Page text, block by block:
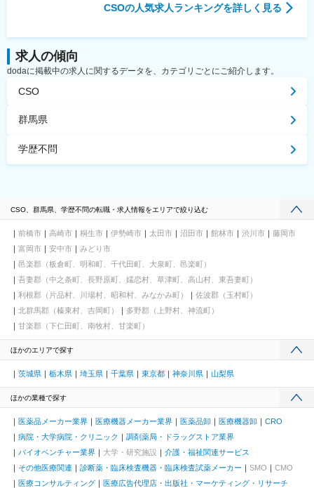
CSOの人気求人ランキングを詳しく見る
求人の傾向
dodaに掲載中の求人に関するデータを、カテゴリごとにご紹介します。
CSO
群馬県
学歴不問
CSO、群馬県、学歴不問の転職・求人情報をエリアで絞り込む
前橋市 高崎市 桐生市 伊勢崎市 太田市 沼田市 館林市 渋川市
藤岡市
富岡市
安中市
みどり市
邑楽郡（板倉町、明和町、千代田町、大泉町、邑楽町）
吾妻郡（中之条町、長野原町、嬬恋村、草津町、高山村、東吾妻町）
利根郡（片品村、川場村、昭和村、みなかみ町）
佐波郡（玉村町）
北群馬郡（榛東村、吉岡町）
多野郡（上野村、神流町）
甘楽郡（下仁田町、南牧村、甘楽町）
ほかのエリアで探す
茨城県 栃木県 埼玉県 千葉県 東京都 神奈川県 山梨県
ほかの業種で探す
医薬品メーカー業界 医療機器メーカー業界 医薬品卸 医療機器卸
CRO
病院・大学病院・クリニック
調剤薬局・ドラッグストア業界
バイオベンチャー業界
大学・研究施設
介護・福祉関連サービス
その他医療関連
診断薬・臨床検査機器・臨床検査試薬メーカー SMO
CMO
医療コンサルティング
医療広告代理店・出版社・マーケティング・リサーチ